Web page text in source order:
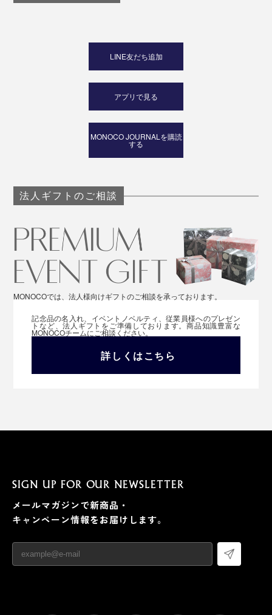
LINE友だち追加
アプリで見る
MONOCO JOURNALを購読
する
法人ギフトのご相談
MONOCOでは、法人様向けギフトのご相談を承っております。
記念品の名入れ、イベントノベルティ、従業員様へのプレゼン
トなど、法人ギフトをご準備しております。商品知識豊富な
MONOCOチームにご相談ください。
詳しくはこちら
SIGN UP FOR OUR NEWSLETTER
メールマガジンで新商品・
キャンペーン情報をお届けします。